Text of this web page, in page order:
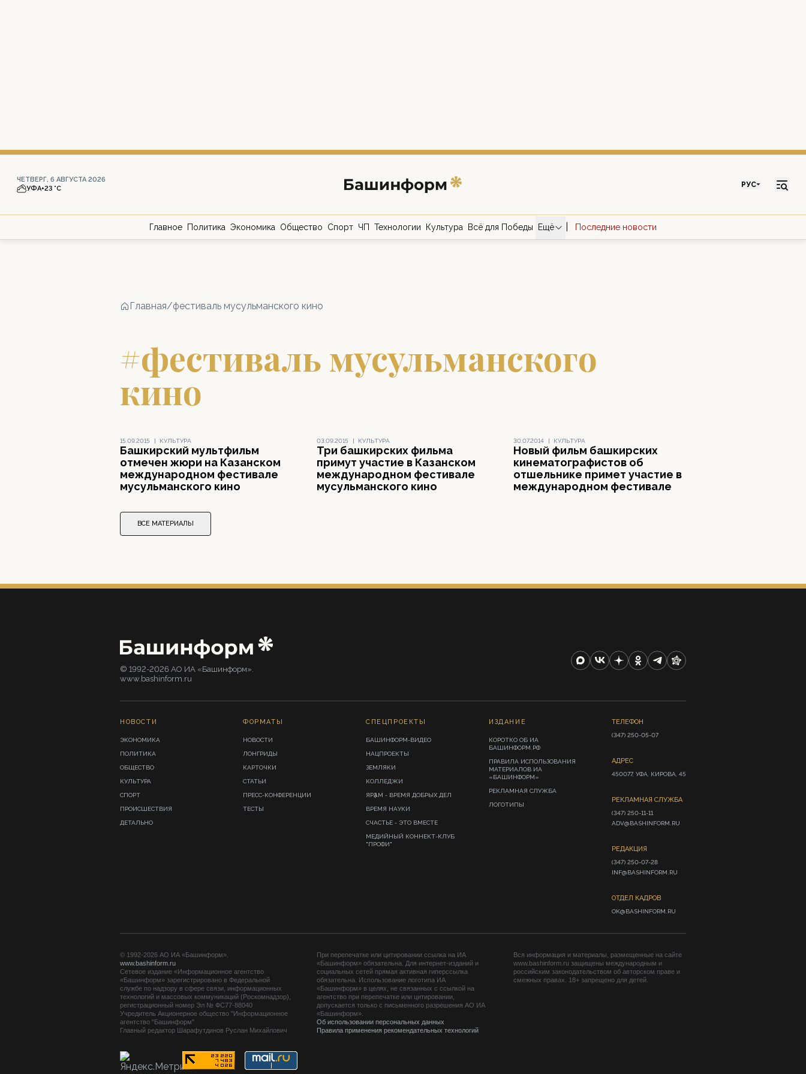
ЧЕТВЕРГ, 6 АВГУСТА 2026
УФА+23 °С РУС
Главное Политика Экономика Общество Спорт ЧП Технологии Культура Всё для Победы Ещё Последние новости
Главная/фестиваль мусульманского кино
#фестиваль мусульманского
кино
15.09.2015 | КУЛЬТУРА
Башкирский мультфильм
отмечен жюри на Казанском
международном фестивале
мусульманского кино
03.09.2015 | КУЛЬТУРА
Три башкирских фильма
примут участие в Казанском
международном фестивале
мусульманского кино
30.07.2014 | КУЛЬТУРА
Новый фильм башкирских
кинематографистов об
отшельнике примет участие в
международном фестивале
ВСЕ МАТЕРИАЛЫ
© 1992-2026 АО ИА «Башинформ».
www.bashinform.ru
НОВОСТИ
ЭКОНОМИКА
ПОЛИТИКА
ОБЩЕСТВО
КУЛЬТУРА
СПОРТ
ПРОИСШЕСТВИЯ
ДЕТАЛЬНО
ФОРМАТЫ
НОВОСТИ
ЛОНГРИДЫ
КАРТОЧКИ
СТАТЬИ
ПРЕСС-КОНФЕРЕНЦИИ
ТЕСТЫ
СПЕЦПРОЕКТЫ
БАШИНФОРМ-ВИДЕО
НАЦПРОЕКТЫ
ЗЕМЛЯКИ
КОЛЛЕДЖИ
ЯРҘАМ - ВРЕМЯ ДОБРЫХ ДЕЛ
ВРЕМЯ НАУКИ
СЧАСТЬЕ - ЭТО ВМЕСТЕ
МЕДИЙНЫЙ КОННЕКТ-КЛУБ
"ПРОФИ"
ИЗДАНИЕ
КОРОТКО ОБ ИА
БАШИНФОРМ.РФ
ПРАВИЛА ИСПОЛЬЗОВАНИЯ
МАТЕРИАЛОВ ИА
«БАШИНФОРМ»
РЕКЛАМНАЯ СЛУЖБА
ЛОГОТИПЫ
ТЕЛЕФОН
(347) 250-05-07
АДРЕС
450077, УФА, КИРОВА, 45
РЕКЛАМНАЯ СЛУЖБА
(347) 250-11-11
ADV@BASHINFORM.RU
РЕДАКЦИЯ
(347) 250-07-28
INF@BASHINFORM.RU
ОТДЕЛ КАДРОВ
OK@BASHINFORM.RU
© 1992-2026 АО ИА «Башинформ».
www.bashinform.ru
Сетевое издание «Информационное агентство
«Башинформ» зарегистрировано в Федеральной
службе по надзору в сфере связи, информационных
технологий и массовых коммуникаций (Роскомнадзор),
регистрационный номер Эл № ФС77-88040
Учредитель Акционерное общество "Информационное
агентство "Башинформ"
Главный редактор Шарафутдинов Руслан Михайлович
При перепечатке или цитировании ссылка на ИА
«Башинформ» обязательна. Для интернет-изданий и
социальных сетей прямая активная гиперссылка
обязательна. Использование логотипа ИА
«Башинформ» в целях, не связанных с ссылкой на
агентство при перепечатке или цитировании,
допускается только с письменного разрешения АО ИА
«Башинформ».
Об использовании персональных данных
Правила применения рекомендательных технологий
Вся информация и материалы, размещенные на сайте
www.bashinform.ru защищены международным и
российским законодательством об авторском праве и
смежных правах. 18+ запрещено для детей.